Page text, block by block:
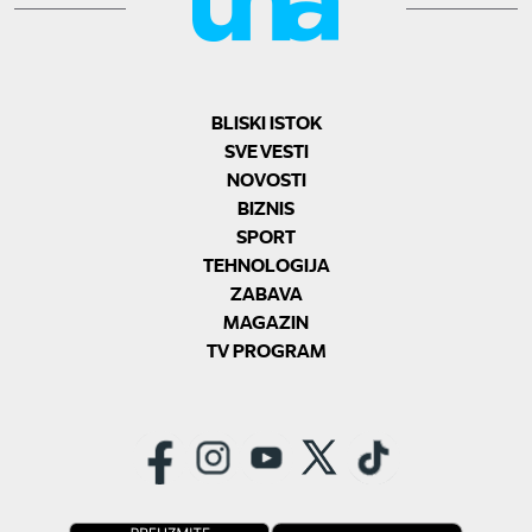
BLISKI ISTOK
SVE VESTI
NOVOSTI
BIZNIS
SPORT
TEHNOLOGIJA
ZABAVA
MAGAZIN
TV PROGRAM